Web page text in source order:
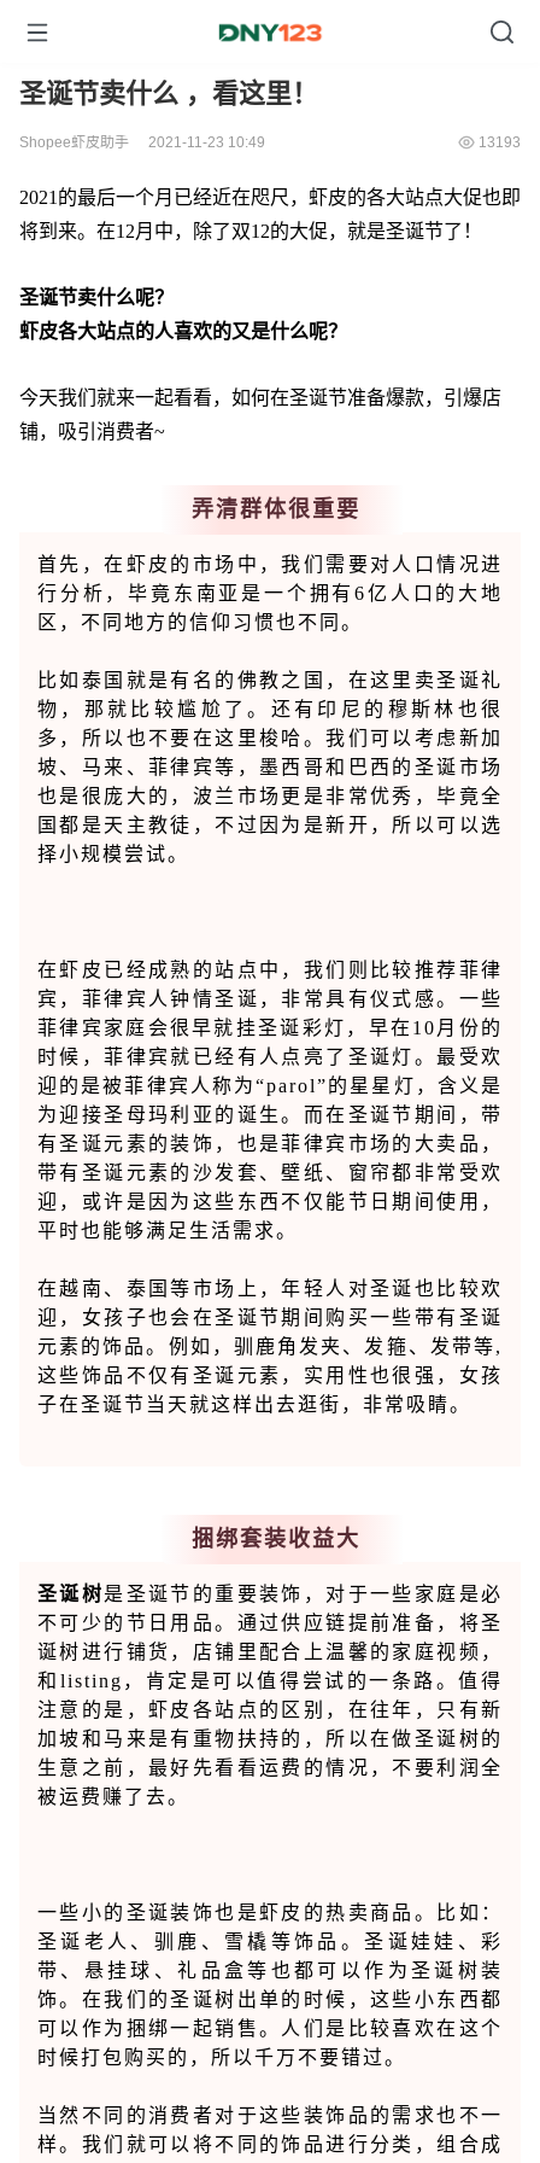
圣诞节卖什么 ，看这里！
Shopee虾皮助手 2021-11-23 10:49 13193
2021的最后一个月已经近在咫尺，虾皮的各大站点大促也即
将到来。在12月中，除了双12的大促，就是圣诞节了！
圣诞节卖什么呢？
虾皮各大站点的人喜欢的又是什么呢？
今天我们就来一起看看，如何在圣诞节准备爆款，引爆店
铺，吸引消费者~
弄清群体很重要
首先，在虾皮的市场中，我们需要对人口情况进
行分析，毕竟东南亚是一个拥有6亿人口的大地
区，不同地方的信仰习惯也不同。
比如泰国就是有名的佛教之国，在这里卖圣诞礼
物，那就比较尴尬了。还有印尼的穆斯林也很
多，所以也不要在这里梭哈。我们可以考虑新加
坡、马来、菲律宾等，墨西哥和巴西的圣诞市场
也是很庞大的，波兰市场更是非常优秀，毕竟全
国都是天主教徒，不过因为是新开，所以可以选
择小规模尝试。
在虾皮已经成熟的站点中，我们则比较推荐菲律
宾，菲律宾人钟情圣诞，非常具有仪式感。一些
菲律宾家庭会很早就挂圣诞彩灯，早在10月份的
时候，菲律宾就已经有人点亮了圣诞灯。最受欢
迎的是被菲律宾人称为“parol”的星星灯，含义是
为迎接圣母玛利亚的诞生。 而在圣诞节期间，带
有圣诞元素的装饰，也是菲律宾市场的大卖品，
带有圣诞元素的沙发套、壁纸、窗帘都非常受欢
迎，或许是因为这些东西不仅能节日期间使用，
平时也能够满足生活需求。
在越南、泰国等市场上，年轻人对圣诞也比较欢
迎，女孩子也会在圣诞节期间 购买一些带有圣诞
元素的饰品。 例如，驯鹿角发夹、发箍、发带等,
这些饰品不仅有圣诞元素，实用性也很强，女孩
子在圣诞节当天就这样出去逛街，非常吸睛。
捆绑套装收益大
圣诞树是圣诞节的重要装饰，对于一些家庭是必
不可少的节日用品。通过供应链提前准备，将圣
诞树进行铺货，店铺里配合上温馨的家庭视频，
和listing，肯定是可以值得尝试的一条路。值得
注意的是，虾皮各站点的区别，在往年，只有新
加坡和马来是有重物扶持的，所以在做圣诞树的
生意之前，最好先看看运费的情况，不要利润全
被运费赚了去。
一些小的圣诞装饰也是虾皮的热卖商品。比如：
圣诞老人、驯鹿、雪橇等饰品。圣诞娃娃、彩
带、悬挂球、礼品盒等也都可以作为圣诞树装
饰。在我们的圣诞树出单的时候，这些小东西都
可以作为捆绑一起销售。人们是比较喜欢在这个
时候打包购买的，所以千万不要错过。
当然不同的消费者对于这些装饰品的需求也不一
样。我们就可以将不同的饰品进行分类，组合成